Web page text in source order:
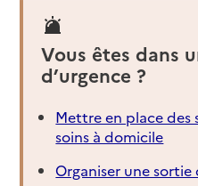
Vous êtes dans
d’urgence ?
Mettre en place des
soins à domicile
Organiser une